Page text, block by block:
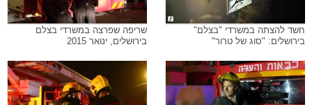
חשד להצתה במשרדי "בצלם"
בירושלים: "סוג של טרור"
שריפה שפרצה במשרדי בצלם
בירושלים, ינואר 2015